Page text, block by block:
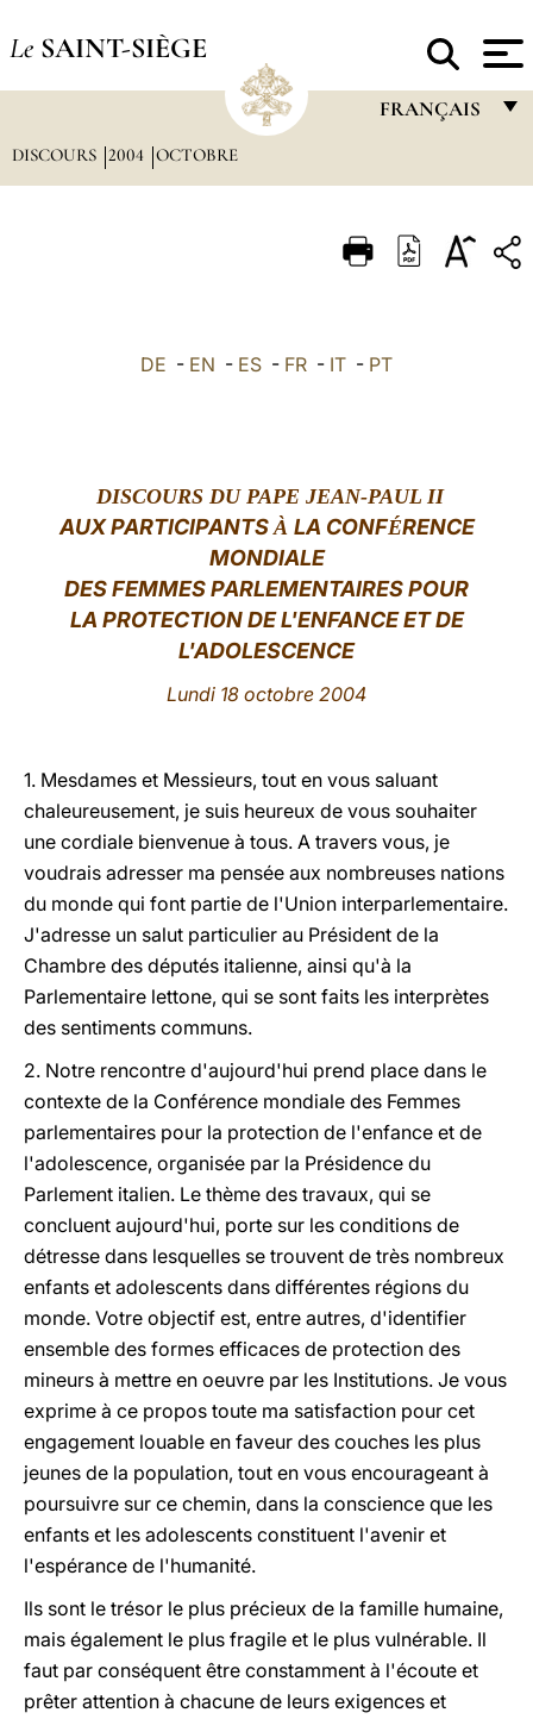
Le SAINT-SIÈGE
FRANÇAIS
ITALIANO
中文
DISCOURS 2004 OCTOBRE
DE - EN - ES - FR - IT - PT
DISCOURS DU PAPE JEAN-PAUL II
AUX PARTICIPANTSÀ LA CONFÉRENCE
MONDIALE
DES FEMMES PARLEMENTAIRES POUR
LA PROTECTION DE L'ENFANCE ET DE
L'ADOLESCENCE
Lundi 18 octobre 2004
1. Mesdames et Messieurs, tout en vous saluant
chaleureusement, je suis heureux de vous souhaiter
une cordiale bienvenue à tous. A travers vous, je
voudrais adresser ma pensée aux nombreuses nations
du monde qui font partie de l'Union interparlementaire.
J'adresse un salut particulier au Président de la
Chambre des députés italienne, ainsi qu'à la
Parlementaire lettone, qui se sont faits les interprètes
des sentiments communs.
2. Notre rencontre d'aujourd'hui prend place dans le
contexte de la Conférence mondiale des Femmes
parlementaires pour la protection de l'enfance et de
l'adolescence, organisée par la Présidence du
Parlement italien. Le thème des travaux, qui se
concluent aujourd'hui, porte sur les conditions de
détresse dans lesquelles se trouvent de très nombreux
enfants et adolescents dans différentes régions du
monde. Votre objectif est, entre autres, d'identifier
ensemble des formes efficaces de protection des
mineurs à mettre en oeuvre par les Institutions. Je vous
exprime à ce propos toute ma satisfaction pour cet
engagement louable en faveur des couches les plus
jeunes de la population, tout en vous encourageant à
poursuivre sur ce chemin, dans la conscience que les
enfants et les adolescents constituent l'avenir et
l'espérance de l'humanité.
Ils sont le trésor le plus précieux de la famille humaine,
mais également le plus fragile et le plus vulnérable. Il
faut par conséquent être constamment à l'écoute et
prêter attention à chacune de leurs exigences et